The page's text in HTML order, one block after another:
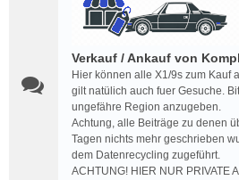
Verkauf / Ankauf von
Hier können alle X1/9s zum Kauf
gilt natülich auch fuer Gesuche.
ungefähre Region anzugeben.
Achtung, alle Beiträge zu denen
Tagen nichts mehr geschrieben
dem Datenrecycling zugeführt.
ACHTUNG! HIER NUR PRIVATE